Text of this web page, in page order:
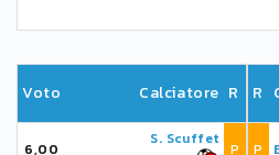
Voto Calciatore R
6,00
S. Scuffet
P
R
P